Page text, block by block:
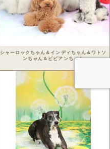
シャーロックちゃん＆インディちゃん＆ワトソ
ンちゃん＆ビビアンちゃん